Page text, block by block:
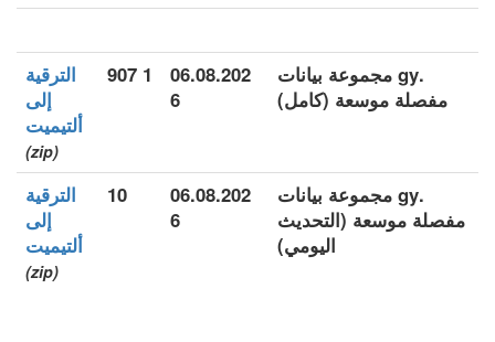
.gy مجموعة بيانات
مفصلة موسعة (كامل)
06.08.202
6
1 907
الترقية
إلى
ألتيميت
(zip)
.gy مجموعة بيانات
مفصلة موسعة (التحديث
اليومي)
06.08.202
6
10
الترقية
إلى
ألتيميت
(zip)